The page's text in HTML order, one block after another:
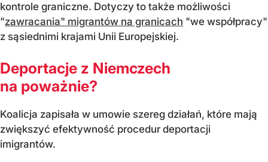
kontrole graniczne. Dotyczy to także możliwości
"zawracania" migrantów na granicach "we współpracy"
z sąsiednimi krajami Unii Europejskiej.
Deportacje z Niemczech
na poważnie?
Koalicja zapisała w umowie szereg działań, które mają
zwiększyć efektywność procedur deportacji
imigrantów.